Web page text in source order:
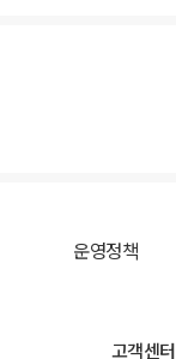
운영정책
고객센터